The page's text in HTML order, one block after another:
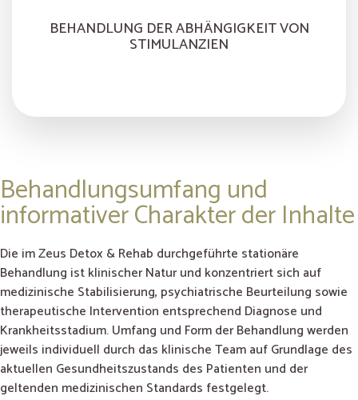
BEHANDLUNG DER ABHÄNGIGKEIT VON
STIMULANZIEN
Behandlungsumfang und
informativer Charakter der Inhalte
Die im Zeus Detox & Rehab durchgeführte stationäre
Behandlung ist klinischer Natur und konzentriert sich auf
medizinische Stabilisierung, psychiatrische Beurteilung sowie
therapeutische Intervention entsprechend Diagnose und
Krankheitsstadium. Umfang und Form der Behandlung werden
jeweils individuell durch das klinische Team auf Grundlage des
aktuellen Gesundheitszustands des Patienten und der
geltenden medizinischen Standards festgelegt.